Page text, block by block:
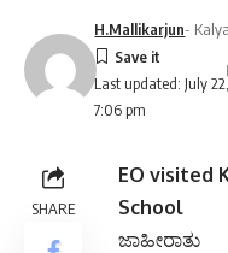
Last updated: July
7:06 pm
H.Mallikarjun-
SHARE
EO visited
School
ಜಾಹೀರಾತು